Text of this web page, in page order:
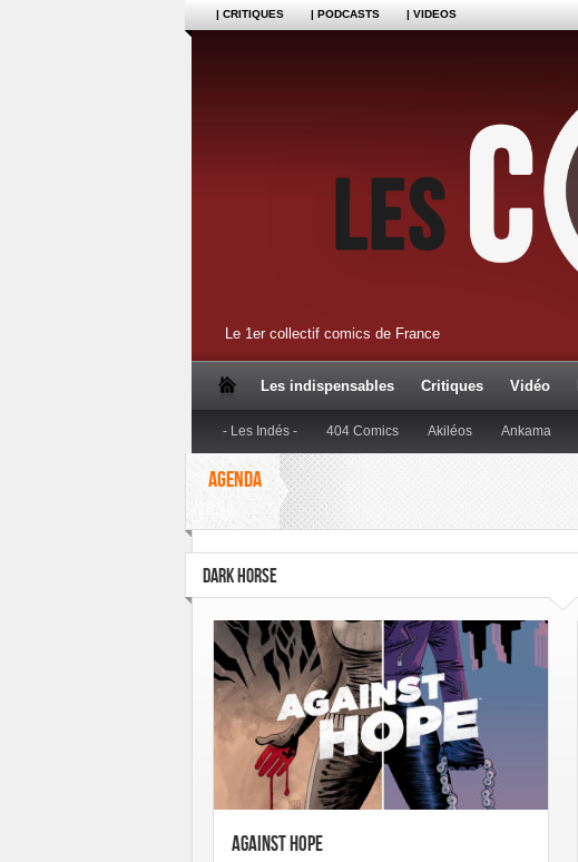
| CRITIQUES | PODCASTS | VIDEOS
Le 1er collectif comics de France
Les indispensables Critiques Vidéo
- Les Indés - 404 Comics Akiléos Ankama
Dupuis Editions Anspach
Hi Graphics Huginn & Muninn
Rue de Sèvres
AGENDA
DARK HORSE
Against Hope